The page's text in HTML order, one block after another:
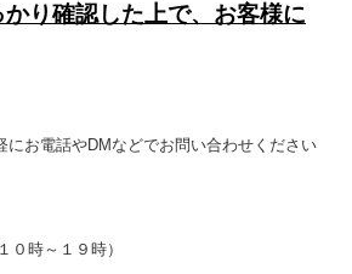
り確認した上で、お客様に
にお電話やDMなどでお問い合わせください
０時～１９時）